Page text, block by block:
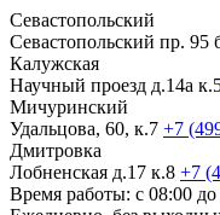
Севастопольский
Севастопольский пр. 95
Калужская
Научный проезд д.14а
Мичуринский
Удальцова, 60, к.7 +7
Дмитровка
Лобненская д.17 к.8 +7
Время работы: с 08:00 до